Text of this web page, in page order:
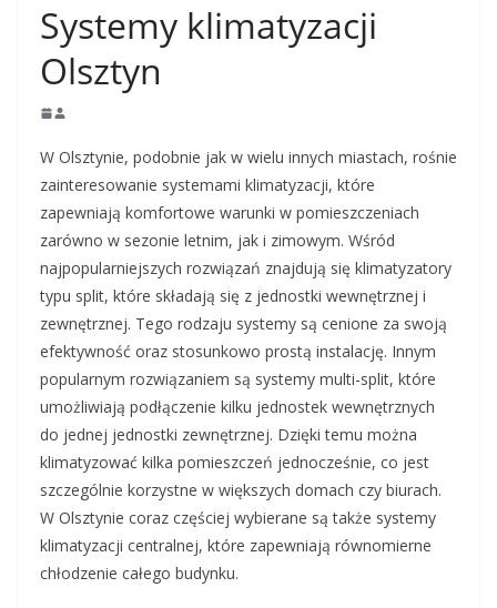
Systemy klimatyzacji
Olsztyn
W Olsztynie, podobnie jak w wielu innych miastach, rośnie
zainteresowanie systemami klimatyzacji, które
zapewniają komfortowe warunki w pomieszczeniach
zarówno w sezonie letnim, jak i zimowym. Wśród
najpopularniejszych rozwiązań znajdują się klimatyzatory
typu split, które składają się z jednostki wewnętrznej i
zewnętrznej. Tego rodzaju systemy są cenione za swoją
efektywność oraz stosunkowo prostą instalację. Innym
popularnym rozwiązaniem są systemy multi-split, które
umożliwiają podłączenie kilku jednostek wewnętrznych
do jednej jednostki zewnętrznej. Dzięki temu można
klimatyzować kilka pomieszczeń jednocześnie, co jest
szczególnie korzystne w większych domach czy biurach.
W Olsztynie coraz częściej wybierane są także systemy
klimatyzacji centralnej, które zapewniają równomierne
chłodzenie całego budynku.